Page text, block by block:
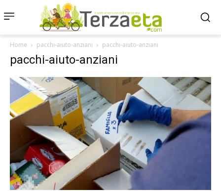
Home pacchi-aiuto-anziani pacchi-aiuto-anziani
pacchi-aiuto-anziani